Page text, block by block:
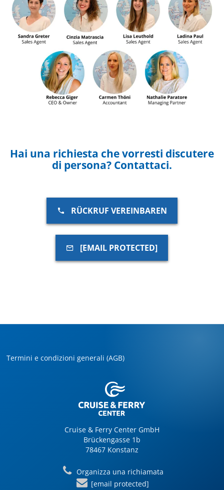
Hai una richiesta che vorresti discutere
di persona? Contattaci.
RÜCKRUF VEREINBAREN
[EMAIL PROTECTED]
Termini e condizioni generali (AGB)
Cruise & Ferry Center GmbH
Brückengasse 1b
78467 Konstanz
Organizza una richiamata
[email protected]